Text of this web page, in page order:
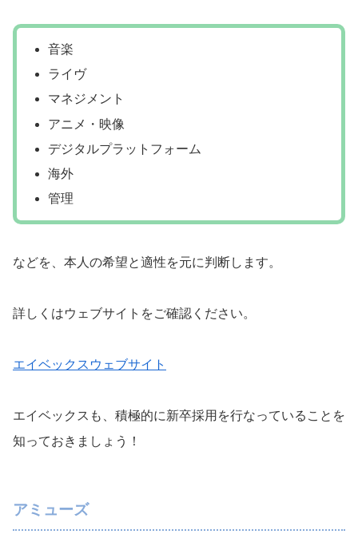
音楽
ライヴ
マネジメント
アニメ・映像
デジタルプラットフォーム
海外
管理
などを、本人の希望と適性を元に判断します。
詳しくはウェブサイトをご確認ください。
エイベックスウェブサイト
エイベックスも、積極的に新卒採用を行なっていることを
知っておきましょう！
アミューズ